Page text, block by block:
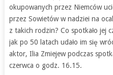
okupowanych przez Niemców
przez Sowietów w nadziei na
z takich rodzin? Co spotkało jej
jak po 50 latach udało im się
aktor, Ilia Zmiejew podczas
czerwca o godz. 16.15.